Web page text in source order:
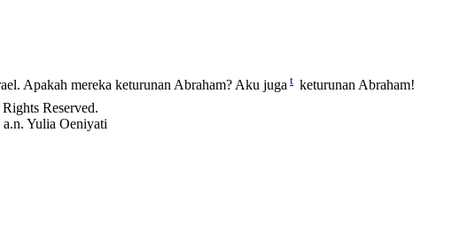
Apakah mereka keturunan Abraham? Aku juga t keturunan Abraham!
Reserved.
Yulia Oeniyati